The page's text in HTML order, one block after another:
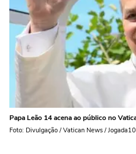
Papa Leão 14 acena ao público no
Foto: Divulgação / Vatican News / Jogada10